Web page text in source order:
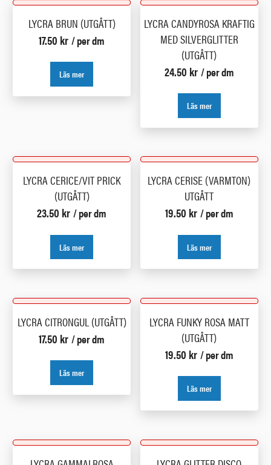
LYCRA BRUN (UTGÅTT)
17.50 kr / per dm
Läs mer
LYCRA CANDYROSA KRAFTIG
MED SILVERGLITTER
(UTGÅTT)
24.50 kr / per dm
Läs mer
LYCRA CERICE/VIT PRICK
(UTGÅTT)
23.50 kr / per dm
Läs mer
LYCRA CERISE (VARMTON)
UTGÅTT
19.50 kr / per dm
Läs mer
LYCRA CITRONGUL (UTGÅTT)
17.50 kr / per dm
Läs mer
LYCRA FUNKY ROSA MATT
(UTGÅTT)
19.50 kr / per dm
Läs mer